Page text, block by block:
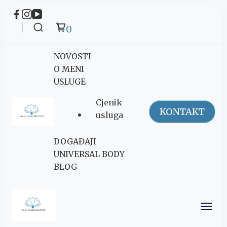
0
Maja Šegović
Ananda
NOVOSTI
O MENI
USLUGE
Cjenik
usluga
DOGAĐAJI
UNIVERSAL BODY
BLOG
KONTAKT